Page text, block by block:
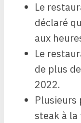
Le
déclaré
aux
Le
de plus
2022.
Plusieurs
steak à la